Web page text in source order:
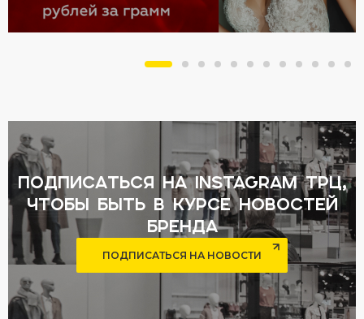
подписаться на Instagram ТРЦ,
чтобы быть в курсе новостей
бренда
ПОДПИСАТЬСЯ НА НОВОСТИ